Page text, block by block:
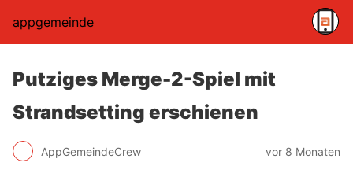
appgemeinde
Putziges Merge-2-Spiel mit
Strandsetting erschienen
AppGemeindeCrew vor 8 Monaten